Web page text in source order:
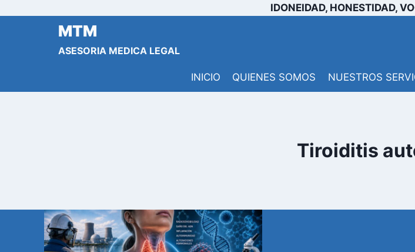
IDONEIDAD, HONESTIDAD,
MTM
ASESORIA MEDICA LEGAL
INICIO QUIENES SOMOS NUESTROS
Tiroiditis